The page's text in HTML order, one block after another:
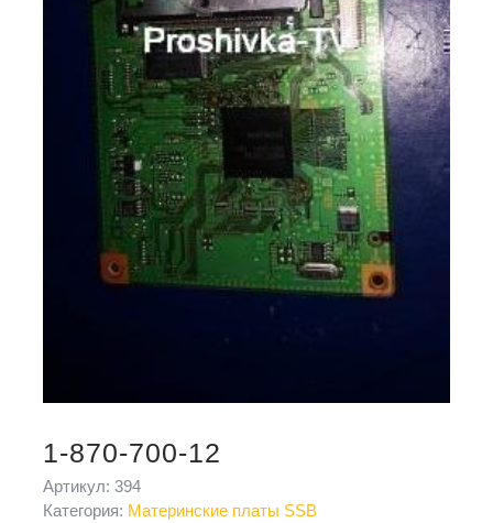
1-870-700-12
Артикул: 394
Категория: Материнские платы SSB